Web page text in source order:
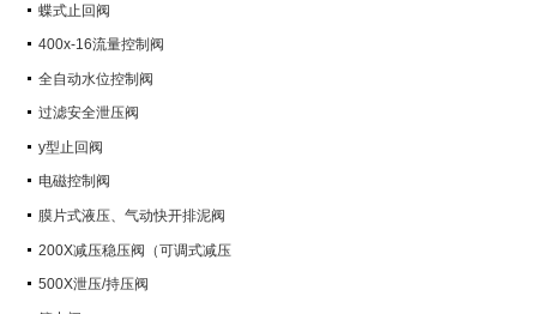
蝶式止回阀
400x-16流量控制阀
全自动水位控制阀
过滤安全泄压阀
y型止回阀
电磁控制阀
膜片式液压、气动快开排泥阀
200X减压稳压阀（可调式减压
阀）
500X泄压/持压阀